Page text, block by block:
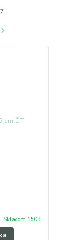
Skladom 1503